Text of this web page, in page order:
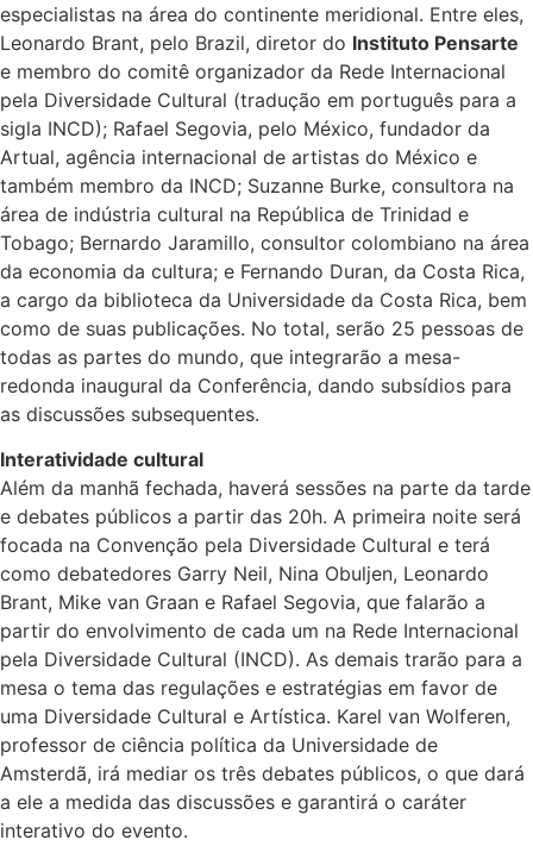
especialistas na área do continente meridional. Entre eles,
Leonardo Brant, pelo Brazil, diretor do Instituto Pensarte
e membro do comitê organizador da Rede Internacional
pela Diversidade Cultural (tradução em português para a
sigla INCD); Rafael Segovia, pelo México, fundador da
Artual, agência internacional de artistas do México e
também membro da INCD; Suzanne Burke, consultora na
área de indústria cultural na República de Trinidad e
Tobago; Bernardo Jaramillo, consultor colombiano na área
da economia da cultura; e Fernando Duran, da Costa Rica,
a cargo da biblioteca da Universidade da Costa Rica, bem
como de suas publicações. No total, serão 25 pessoas de
todas as partes do mundo, que integrarão a mesa-
redonda inaugural da Conferência, dando subsídios para
as discussões subsequentes.
Interatividade cultural
Além da manhã fechada, haverá sessões na parte da tarde
e debates públicos a partir das 20h. A primeira noite será
focada na Convenção pela Diversidade Cultural e terá
como debatedores Garry Neil, Nina Obuljen, Leonardo
Brant, Mike van Graan e Rafael Segovia, que falarão a
partir do envolvimento de cada um na Rede Internacional
pela Diversidade Cultural (INCD). As demais trarão para a
mesa o tema das regulações e estratégias em favor de
uma Diversidade Cultural e Artística. Karel van Wolferen,
professor de ciência política da Universidade de
Amsterdã, irá mediar os três debates públicos, o que dará
a ele a medida das discussões e garantirá o caráter
interativo do evento.